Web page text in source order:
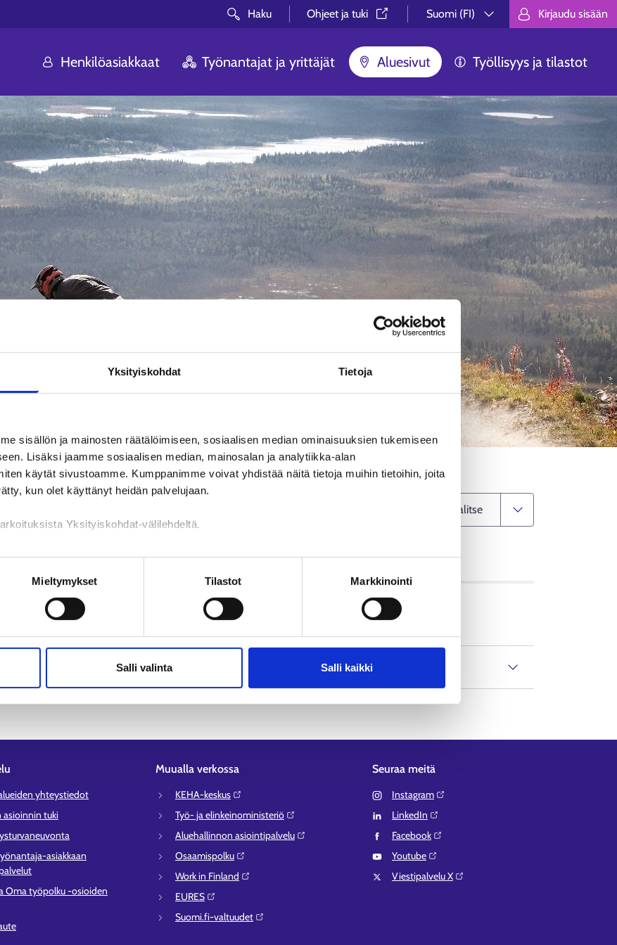
Yksityiskohdat Tietoja
sisällön ja mainosten räätälöimiseen, sosiaalisen median ominaisuuksien tukemiseen
Lisäksi jaamme sosiaalisen median, mainosalan ja analytiikka-alan
käytät sivustoamme. Kumppanimme voivat yhdistää näitä tietoja muihin tietoihin, joita
kun olet käyttänyt heidän palvelujaan.
Yksityiskohdat-välilehdeltä.
Mieltymykset Tilastot Markkinointi
Salli valinta Salli kaikki
Haku Ohjeet ja tuki⁠
Suomi (FI)
Valitse kieli. Välj språk. Choose
Kirjaudu sisään
Henkilöasiakkaat Työnantajat ja yrittäjät Aluesivut Työllisyys ja tilastot
Yhteystiedot
työllisyysalue: Kittilä
Yhteystiedot
yhteystiedot
asioinnin tuki
asiakkaan
Oma työpolku -osioiden
Muualla verkossa
KEHA-keskus⁠
Työ- ja elinkeinoministeriö⁠
Aluehallinnon asiointipalvelu⁠
Osaamispolku⁠
Work in Finland⁠
EURES⁠
Suomi.fi-valtuudet⁠
Seuraa meitä
Instagram⁠
LinkedIn⁠
Facebook⁠
Youtube⁠
Viestipalvelu X⁠